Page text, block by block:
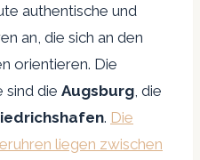
authentische und
an, die sich an den
orientieren. Die
die Augsburg , die
. Die
liegen zwischen